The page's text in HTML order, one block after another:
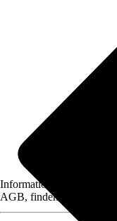
Informationen des
AGB, finden Sie bei